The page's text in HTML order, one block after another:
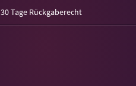
30 Tage Rückgaberecht